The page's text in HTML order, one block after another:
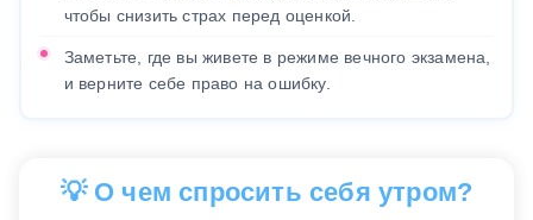
чтобы снизить страх перед оценкой.
Заметьте, где вы живете в режиме вечного экзамена,
и верните себе право на ошибку.
💡 О чем спросить себя утром?